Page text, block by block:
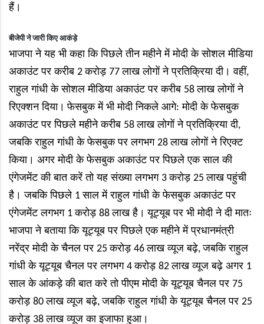
हैं।
बीजेपी ने जारी किए आकंड़े
भाजपा ने यह भी कहा कि पिछले तीन महीने में मोदी के सोशल मीडिया
अकाउंट पर करीब 2करोड़ 77लाख लोगों ने प्रतिक्रिया दी। वहीं,
राहुल गांधी के सोशल मीडिया अकाउंट पर करीब 58लाख लोगों ने
रिएक्शन दिया। फेसबुक में भी मोदी निकले आगे: मोदी के फेसबुक
अकाउंट पर पिछले महीने करीब 58लाख लोगों ने प्रतिक्रिया दी,
जबकि राहुल गांधी के फेसबुक पर लगभग 28लाख लोगों ने रिएक्ट
किया। अगर मोदी के फेसबुक अकाउंट पर पिछले एक साल की
एंगेजमेंट की बात करें तो यह संख्या लगभग 3करोड़ 25लाख पहुंची
है। जबकि पिछले 1साल में राहुल गांधी के फेसबुक अकाउंट पर
एंगेजमेंट लगभग 1करोड़ 88लाख है। यूट्यूब पर भी मोदी ने दी मातः
भाजपा ने बताया कि यूट्यूब पर पिछले एक महीने में प्रधानमंत्री
नरेंद्र मोदी के चैनल पर 25करोड़ 46लाख व्यूज बढ़े,जबकि राहुल
गांधी के यूट्यूब चैनल पर लगभग 4करोड़ 82लाख व्यूज बढ़े अगर 1
साल के आंकड़े की बात करे तो पीएम मोदी के यूट्यूब चैनल पर 75
करोड़ 80लाख व्यूज बढ़े,जबकि राहुल गांधी के यूट्यूब चैनल पर 25
करोड़ 38लाख व्यूज का इजाफा हुआ।